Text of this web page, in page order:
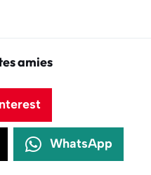
amies
WhatsApp